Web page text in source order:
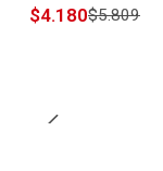
$4.180$5.809